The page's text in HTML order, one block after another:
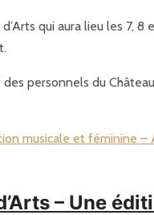
qui aura lieu les 7,
personnels du
– Une